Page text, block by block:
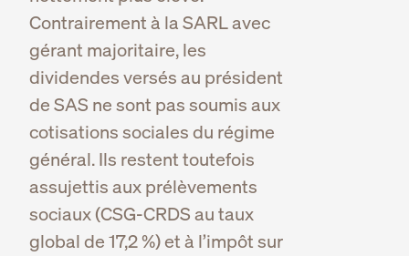
Contrairement à la SARL avec
gérant majoritaire, les
dividendes versés au président
de SAS ne sont pas soumis aux
cotisations sociales du régime
général. Ils restent toutefois
assujettis aux prélèvements
sociaux (CSG-CRDS au taux
global de 17,2 %) et à l’impôt sur